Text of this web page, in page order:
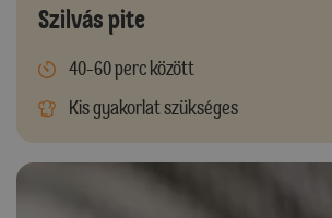
Szilvás pite
40-60 perc között
Kis gyakorlat szükséges